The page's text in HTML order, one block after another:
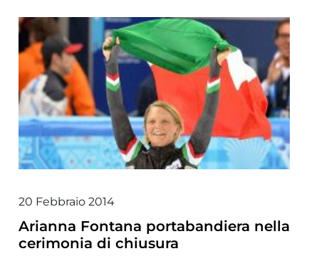
20 Febbraio 2014
Arianna Fontana portabandiera nella
cerimonia di chiusura